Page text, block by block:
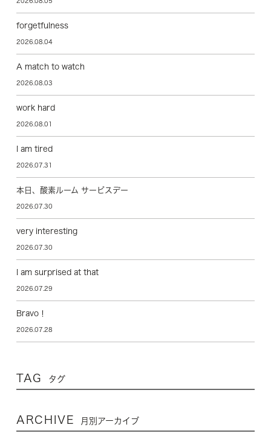
forgetfulness
2026.08.04
A match to watch
2026.08.03
work hard
2026.08.01
I am tired
2026.07.31
本日、酸素ルーム サービスデー
2026.07.30
very interesting
2026.07.30
I am surprised at that
2026.07.29
Bravo！
2026.07.28
TAG タグ
ARCHIVE 月別アーカイブ